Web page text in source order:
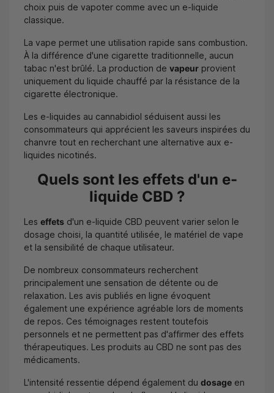
choix puis de vapoter comme avec un e-liquide
classique.
La vape permet une utilisation rapide sans combustion.
À la différence d'une cigarette traditionnelle, aucun
tabac n'est brûlé. La production de vapeur provient
uniquement du liquide chauffé par la résistance de la
cigarette électronique.
Les e-liquides au cannabidiol séduisent aussi les
consommateurs qui apprécient les saveurs inspirées du
chanvre tout en recherchant une alternative aux e-
liquides nicotinés.
Quels sont les effets d'un e-
liquide CBD ?
Les effets d'un e-liquide CBD peuvent varier selon le
dosage choisi, la quantité utilisée, le matériel de vape
et la sensibilité de chaque utilisateur.
De nombreux consommateurs recherchent
principalement une sensation de détente ou de
relaxation. Les avis publiés en ligne évoquent
également une expérience agréable lors de moments
de repos. Ces témoignages restent toutefois
personnels et ne permettent pas d'affirmer des effets
thérapeutiques. Les produits au CBD ne sont pas des
médicaments.
L'intensité ressentie dépend également du dosage en